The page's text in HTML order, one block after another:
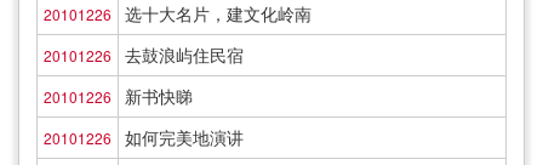
20101226 选十大名片，建文化岭南
20101226 去鼓浪屿住民宿
20101226 新书快睇
20101226 如何完美地演讲